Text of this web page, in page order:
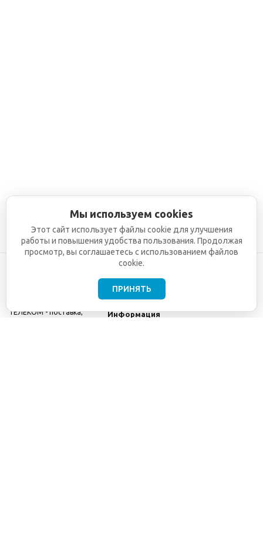
ТЕЛЕКОМ - поставка,
Информация
Мы используем cookies
Этот сайт использует файлы cookie для улучшения
работы и повышения удобства пользования. Продолжая
просмотр, вы соглашаетесь с использованием файлов
cookie.
ПРИНЯТЬ